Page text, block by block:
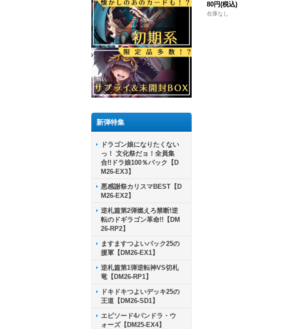
新弾特集
ドラゴン娘になりたくない
っ！ 文化祭だョ！全員集
合!!ドラ娘100％パック【D
M26-EX3】
悪感謝祭カリスマBEST【D
M26-EX2】
逆札篇第2弾燃えろ禁断!逆
転のドギラゴン革命!!【DM
26-RP2】
ますますつよいパック25の
援軍【DM26-EX1】
逆札篇第1弾逆転神VS切札
竜【DM26-RP1】
ドキドキつよいデッキ25の
王道【DM26-SD1】
エピソード4パンドラ・ウ
ォーズ【DM25-EX4】
{23RP4TF9/TF10}
《多》
80円(税込)
在庫なし